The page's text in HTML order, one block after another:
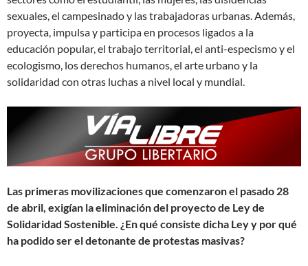
sexuales, el campesinado y las trabajadoras urbanas. Además,
proyecta, impulsa y participa en procesos ligados a la
educación popular, el trabajo territorial, el anti-especismo y el
ecologismo, los derechos humanos, el arte urbano y la
solidaridad con otras luchas a nivel local y mundial.
Las primeras movilizaciones que comenzaron el pasado 28
de abril, exigían la eliminación del proyecto de Ley de
Solidaridad Sostenible. ¿En qué consiste dicha Ley y por qué
ha podido ser el detonante de protestas masivas?